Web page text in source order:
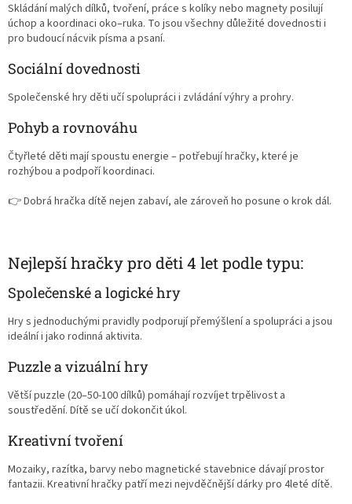
Skládání malých dílků, tvoření, práce s kolíky nebo magnety posilují
úchop a koordinaci oko–ruka. To jsou všechny důležité dovednosti i
pro budoucí nácvik písma a psaní.
Sociální dovednosti
Společenské hry děti učí spolupráci i zvládání výhry a prohry.
Pohyb a rovnováhu
Čtyřleté děti mají spoustu energie – potřebují hračky, které je
rozhýbou a podpoří koordinaci.
👉 Dobrá hračka dítě nejen zabaví, ale zároveň ho posune o krok dál.
Nejlepší hračky pro děti 4 let podle typu:
Společenské a logické hry
Hry s jednoduchými pravidly podporují přemýšlení a spolupráci a jsou
ideální i jako rodinná aktivita.
Puzzle a vizuální hry
Větší puzzle (20–50-100 dílků) pomáhají rozvíjet trpělivost a
soustředění. Dítě se učí dokončit úkol.
Kreativní tvoření
Mozaiky, razítka, barvy nebo magnetické stavebnice dávají prostor
fantazii. Kreativní hračky patří mezi nejvděčnější dárky pro 4leté dítě.